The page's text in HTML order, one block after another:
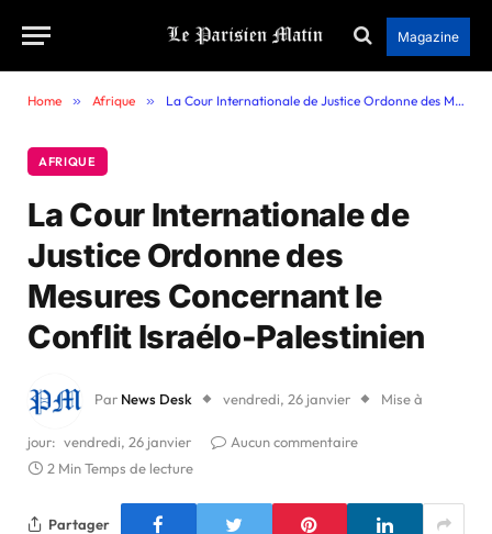
Magazine
Home » Afrique » La Cour Internationale de Justice Ordonne des Mesures Concernant le Conflit Israélo-Palestinien
AFRIQUE
La Cour Internationale de
Justice Ordonne des
Mesures Concernant le
Conflit Israélo-Palestinien
Par News Desk vendredi, 26 janvier Mise à
jour: vendredi, 26 janvier
Aucun commentaire
2 Min Temps de lecture
Partager